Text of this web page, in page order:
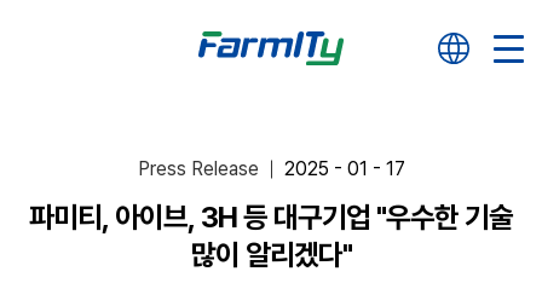
Press Release 2025 - 01 - 17
파미티, 아이브, 3H 등 대구기업 "우수한 기술
많이 알리겠다"